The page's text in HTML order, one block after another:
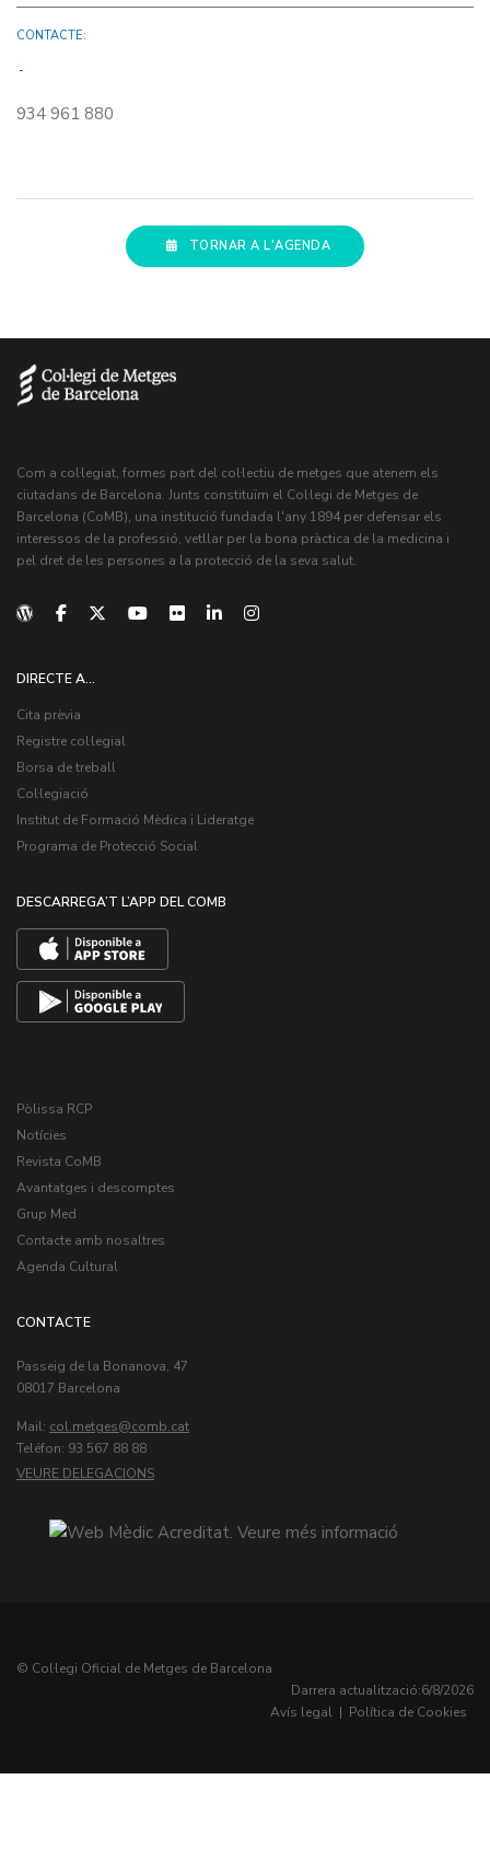
CONTACTE:
934 961 880
TORNAR A L'AGENDA
Com a col·legiat, formes part del col·lectiu de metges que atenem els
ciutadans de Barcelona. Junts constituïm el Col·legi de Metges de
Barcelona (CoMB), una institució fundada l'any 1894 per defensar els
interessos de la professió, vetllar per la bona pràctica de la medicina i
pel dret de les persones a la protecció de la seva salut.
DIRECTE A...
Cita prèvia
Registre col·legial
Borsa de treball
Col·legiació
Institut de Formació Mèdica i Lideratge
Programa de Protecció Social
DESCARREGA’T L’APP DEL COMB
Pòlissa RCP
Notícies
Revista CoMB
Avantatges i descomptes
Grup Med
Contacte amb nosaltres
Agenda Cultural
CONTACTE
Passeig de la Bonanova, 47
08017 Barcelona
Mail: col.metges
Teléfon: 93 567 88 88
VEURE DELEGACIONS
© Col·legi Oficial de Metges de Barcelona
Darrera actualització:6/8/2026
Avís legal | Política de Cookies